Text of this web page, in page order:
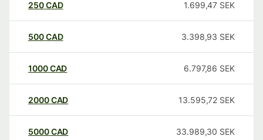
250CAD 1.699,47 SEK
500CAD 3.398,93 SEK
1000CAD 6.797,86 SEK
2000CAD 13.595,72 SEK
5000CAD 33.989,30 SEK